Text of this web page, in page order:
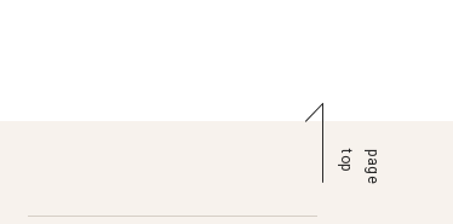
p
a
g
e
t
o
p